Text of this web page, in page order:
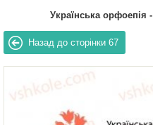
Українська орфоепія -
Назад до сторінки 67